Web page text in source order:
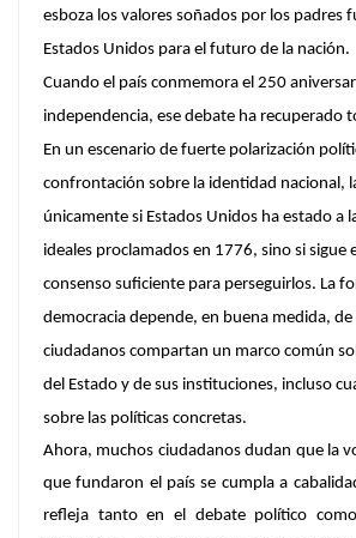
esboza los valores soñados por los padres
Estados Unidos para el futuro de la nación.
Cuando el país conmemora el 250
independencia, ese debate ha recuperado
En un escenario de fuerte polarización
confrontación sobre la identidad nacional,
únicamente si Estados Unidos ha estado a
ideales proclamados en 1776, sino si sigue
consenso suficiente para perseguirlos. La
democracia depende, en buena medida, de
ciudadanos compartan un marco común
del Estado y de sus instituciones, incluso
sobre las políticas concretas.
Ahora, muchos ciudadanos dudan que la
que fundaron el país se cumpla a
refleja tanto en el debate político